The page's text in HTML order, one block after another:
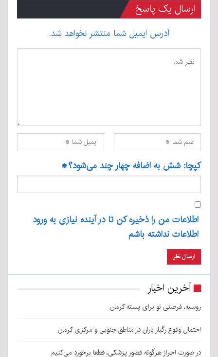
ارسال یک پاسخ
آدرس ایمیل شما منتشر نخواهد شد.
کپچا: شش به اضافه چهار چند می‌شود؟*
اطلاعات من را ذخیره کن تا در آینده نیازی به ورود
اطلاعات نداشته باشم
آخرین اخبار
روسیه، فرصتی نو برای پسته کرمان
احتمال وقوع رگبار باران در مناطق جنوبی و مرکزی کرمان
در صورت احراز هرگونه قصور پزشکی، قطعا برخورد می‌کنیم